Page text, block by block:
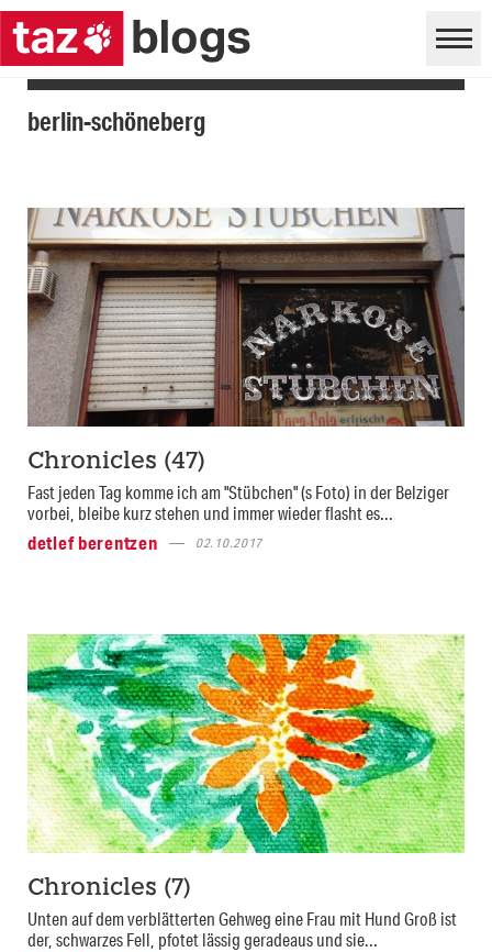
berlin-schöneberg
Chronicles (47)
Fast jeden Tag komme ich am "Stübchen" (s Foto) in der Belziger
vorbei, bleibe kurz stehen und immer wieder flasht es...
detlef berentzen
02.10.2017
Chronicles (7)
Unten auf dem verblätterten Gehweg eine Frau mit Hund Groß ist
der, schwarzes Fell, pfotet lässig geradeaus und sie...